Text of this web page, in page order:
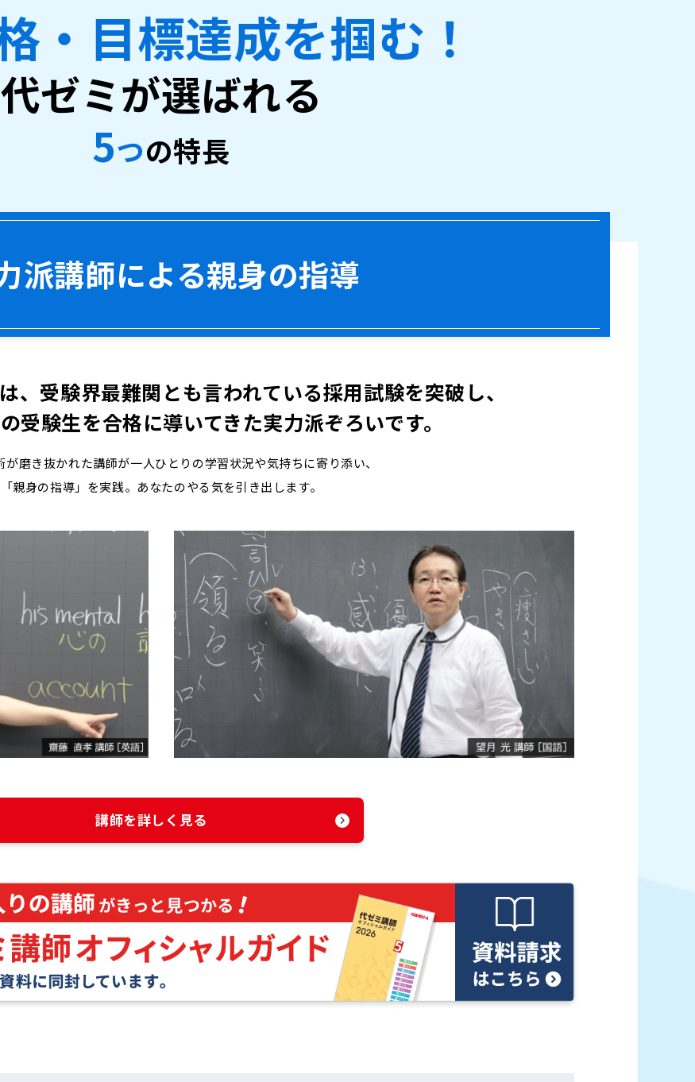
・目標達成を掴む！
代ゼミが選ばれる
5つの特長
派講師による親身の指導
、受験界最難関とも言われている採用試験を突破し、
受験生を合格に導いてきた実力派ぞろいです。
が磨き抜かれた講師が一人ひとりの学習状況や気持ちに寄り添い、
「親身の指導」を実践。あなたのやる気を引き出します。
講師を詳しく見る